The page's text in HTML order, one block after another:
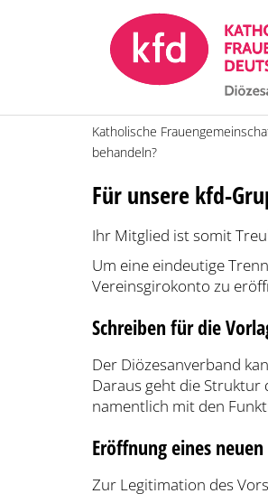
Katholische
behandeln?
Für unsere kfd-
Ihr Mitglied ist somit
Um eine eindeutige
Vereinsgirokonto zu
Schreiben für die
Der Diözesanverband
Daraus geht die Struktur
namentlich mit den
Eröffnung eines
Zur Legitimation des